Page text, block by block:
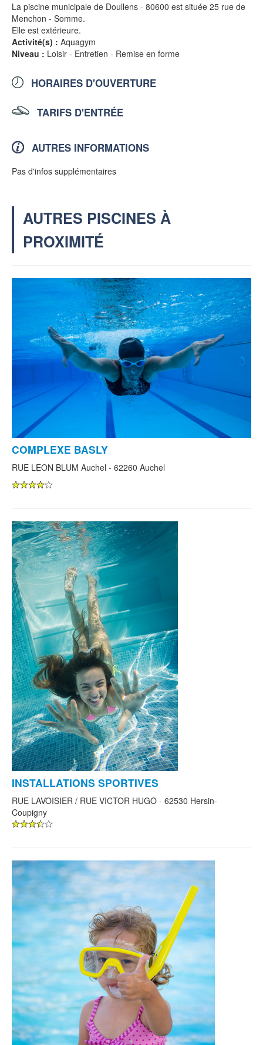
La piscine municipale de Doullens - 80600 est située 25 rue de
Menchon - Somme.
Elle est extérieure.
Activité(s) : Aquagym
Niveau : Loisir - Entretien - Remise en forme
HORAIRES D'OUVERTURE
TARIFS D'ENTRÉE
AUTRES INFORMATIONS
Pas d'infos supplémentaires
AUTRES PISCINES À
PROXIMITÉ
COMPLEXE BASLY
RUE LEON BLUM Auchel - 62260 Auchel
INSTALLATIONS SPORTIVES
RUE LAVOISIER / RUE VICTOR HUGO - 62530 Hersin-
Coupigny